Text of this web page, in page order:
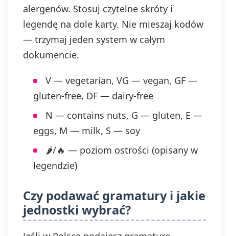
alergenów. Stosuj czytelne skróty i
legendę na dole karty. Nie mieszaj kodów
— trzymaj jeden system w całym
dokumencie.
V — vegetarian, VG — vegan, GF —
gluten-free, DF — dairy-free
N — contains nuts, G — gluten, E —
eggs, M — milk, S — soy
🌶/🔥 — poziom ostrości (opisany w
legendzie)
Czy podawać gramatury i jakie
jednostki wybrać?